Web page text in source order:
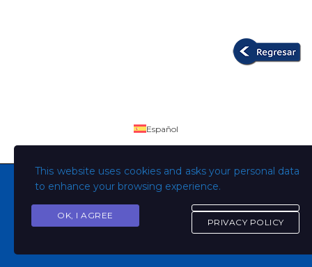
Copyright © Todos los derechos son de la Universidad
This website uses cookies and asks your personal data
to enhance your browsing experience.
OK, I AGREE
PRIVACY POLICY
Español